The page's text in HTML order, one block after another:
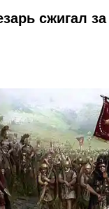
сжигал за